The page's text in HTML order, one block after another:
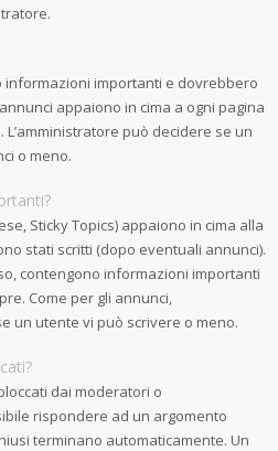
informazioni importanti e dovrebbero
appaiono in cima a ogni pagina
può decidere se un
o meno.
Sticky Topics) appaiono in cima alla
stati scritti (dopo eventuali annunci).
contengono informazioni importanti
Come per gli annunci,
un utente vi può scrivere o meno.
dai moderatori o
rispondere ad un argomento
terminano automaticamente. Un